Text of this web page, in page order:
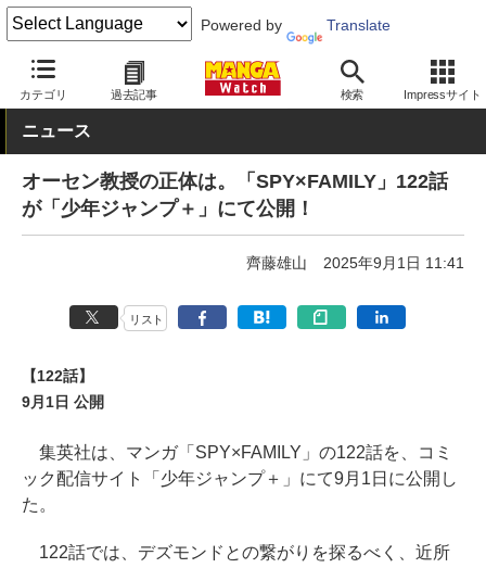
Powered by Translate
カテゴリ 過去記事 検索 Impressサイト
MANGA Watch 少年 SPY×FAMILY
ニュース
オーセン教授の正体は。「SPY×FAMILY」122話
が「少年ジャンプ＋」にて公開！
齊藤雄山 2025年9月1日 11:41
リスト
【122話】
9月1日 公開
集英社は、マンガ「SPY×FAMILY」の122話を、コミ
ック配信サイト「少年ジャンプ＋」にて9月1日に公開し
た。
122話では、デズモンドとの繋がりを探るべく、近所